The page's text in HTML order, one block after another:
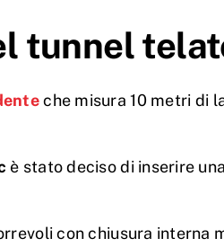
tunnel
che misura 10 metri di
è stato deciso di inserire
con chiusura interna